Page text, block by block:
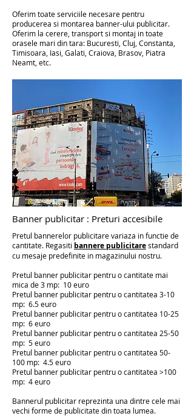
Oferim toate serviciile necesare pentru
producerea si montarea banner-ului publicitar.
Oferim la cerere, transport si montaj in toate
orasele mari din tara: Bucuresti, Cluj, Constanta,
Timisoara, Iasi, Galati, Craiova, Brasov, Piatra
Neamt, etc.
Banner publicitar : Preturi accesibile
Pretul bannerelor publicitare variaza in functie de
cantitate. Regasiti bannere publicitarestandard
cu mesaje predefinite in magazinului nostru.
Pretul banner publicitar pentru o cantitate mai
mica de 3 mp: 10 euro
Pretul banner publicitar pentru o cantitatea 3-10
mp: 6.5 euro
Pretul banner publicitar pentru o cantitatea 10-25
mp: 6 euro
Pretul banner publicitar pentru o cantitatea 25-50
mp: 5 euro
Pretul banner publicitar pentru o cantitatea 50-
100 mp: 4.5 euro
Pretul banner publicitar pentru o cantitatea >100
mp: 4 euro
Bannerul publicitar reprezinta una dintre cele mai
vechi forme de publicitate din toata lumea.